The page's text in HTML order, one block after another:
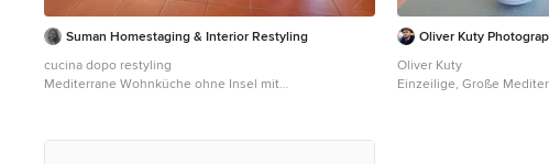
Suman Homestaging & Interior Restyling
cucina dopo restyling
Mediterrane Wohnküche ohne Insel mit
Dachbalken in Florenz
Oliver Kuty
Oliver Kuty
Einzeilige, Große